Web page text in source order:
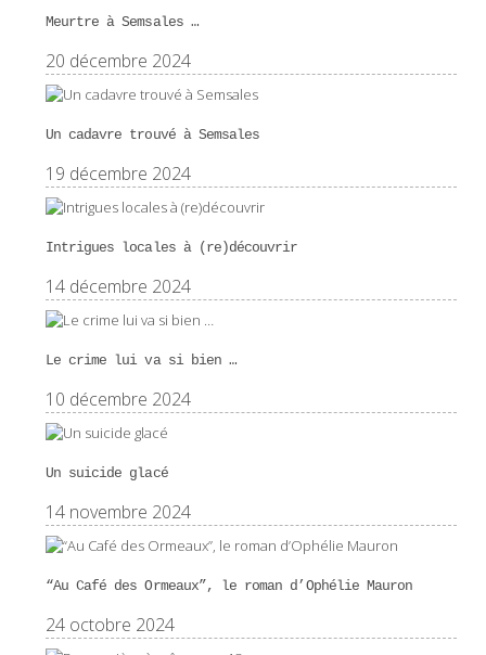
Meurtre à Semsales …
20 décembre 2024
Un cadavre trouvé à Semsales
19 décembre 2024
Intrigues locales à (re)découvrir
14 décembre 2024
Le crime lui va si bien …
10 décembre 2024
Un suicide glacé
14 novembre 2024
“Au Café des Ormeaux”, le roman d’Ophélie Mauron
24 octobre 2024